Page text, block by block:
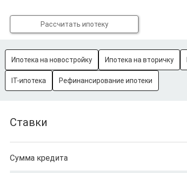
Рассчитать ипотеку
Ипотека на новостройку Ипотека на вторичку
IT-ипотека Рефинансирование ипотеки
Ставки
Сумма кредита